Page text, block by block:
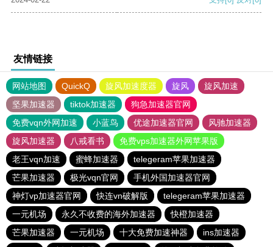
友情链接
网站地图 QuickQ 旋风加速度器 旋风
旋风加速
坚果加速器
tiktok加速器
狗急加速器官网
免费vqn外网加速
小蓝鸟 优途加速器官网
风驰加速器
旋风加速器
八戒看书
免费vps加速器外网苹果版
老王vqn加速
蜜蜂加速器
telegeram苹果加速器
芒果加速器
极光vqn官网
手机外国加速器官网
神灯vp加速器官网
快连vn破解版
telegeram苹果加速器
一元机场
永久不收费的海外加速器
快橙加速器
芒果加速器
一元机场 十大免费加速神器
ins加速器